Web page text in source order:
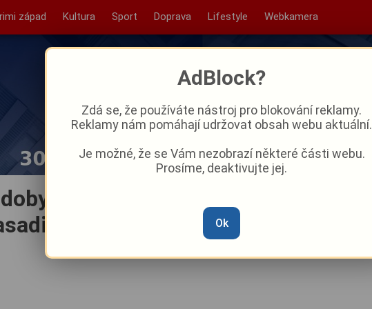
západ Kultura Sport Doprava Lifestyle Webkamera
a uleví lékařům. Klatovská
rentgen nové generace
AdBlock?
Zdá se, že používáte nástroj pro blokování reklamy.
Reklamy nám pomáhají udržovat obsah webu aktuální.
Je možné, že se Vám nezobrazí některé části webu.
Prosíme, deaktivujte jej.
Ok